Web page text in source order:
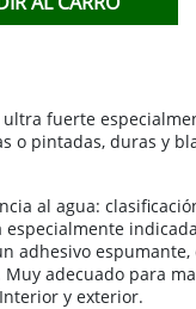
fuerte
o pintadas, duras y
al agua:
especialmente
adhesivo
adecuado para
y exterior.